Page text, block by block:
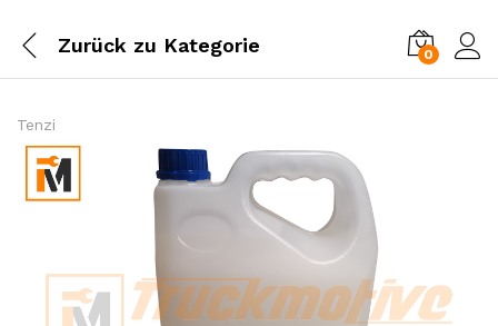
Zurück zu Kategorie 0
Tenzi